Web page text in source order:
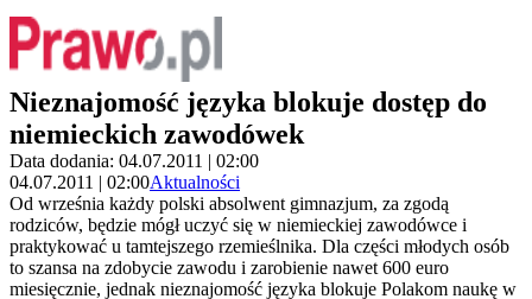
Nieznajomość języka blokuje dostęp do
niemieckich zawodówek
Data dodania: 04.07.2011 | 02:00
04.07.2011 | 02:00Aktualności
Od września każdy polski absolwent gimnazjum, za zgodą
rodziców, będzie mógł uczyć się w niemieckiej zawodówce i
praktykować u tamtejszego rzemieślnika. Dla części młodych osób
to szansa na zdobycie zawodu i zarobienie nawet 600 euro
miesięcznie, jednak nieznajomość języka blokuje Polakom naukę w